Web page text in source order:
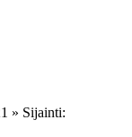
» Sijainti: